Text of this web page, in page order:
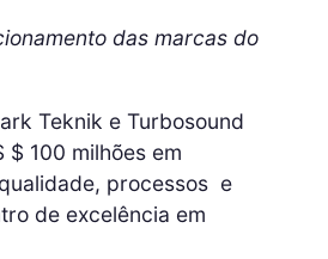
das marcas do
Teknik e Turbosound
100 milhões em
processos e
de excelência em